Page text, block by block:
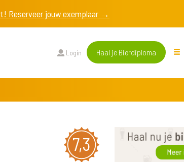
Reserveer jouw exemplaar →
Login Haal je Bierdiploma
7,3